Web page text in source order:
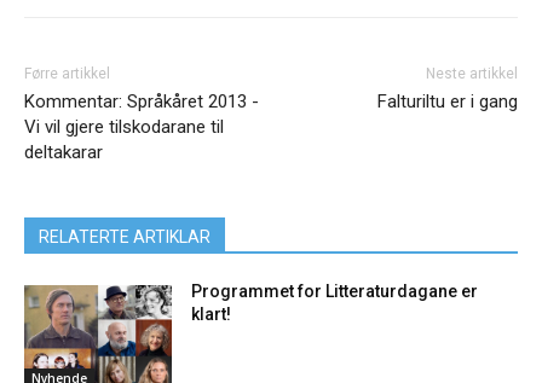
Førre artikkel
Kommentar: Språkåret 2013 -
Vi vil gjere tilskodarane til
deltakarar
Neste artikkel
Falturiltu er i gang
RELATERTE ARTIKLAR
Nyhende
Programmet for Litteraturdagane er
klart!